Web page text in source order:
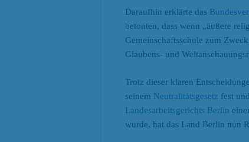
Daraufhin erklärte das
betonten, dass wenn „äußere
Gemeinschaftsschule zum
Glaubens- und
Trotz dieser klaren
seinem Neutralitätsgesetz fest
Landesarbeitsgerichts Berlin
wurde, hat das Land Berlin nun